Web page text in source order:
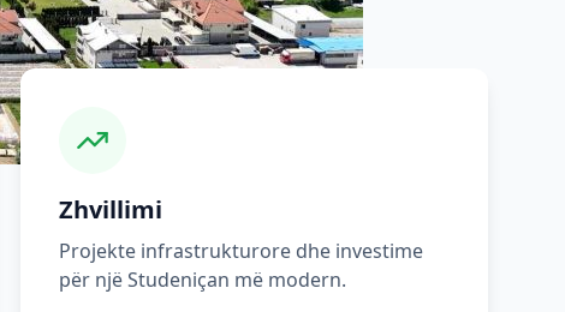
Zhvillimi
Projekte infrastrukturore dhe investime
për një Studeniçan më modern.